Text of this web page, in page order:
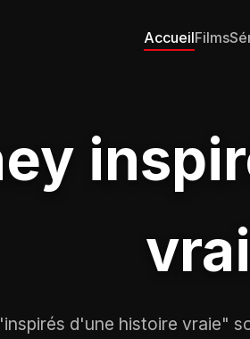
AccueilFilms
d'une histoire vraie"